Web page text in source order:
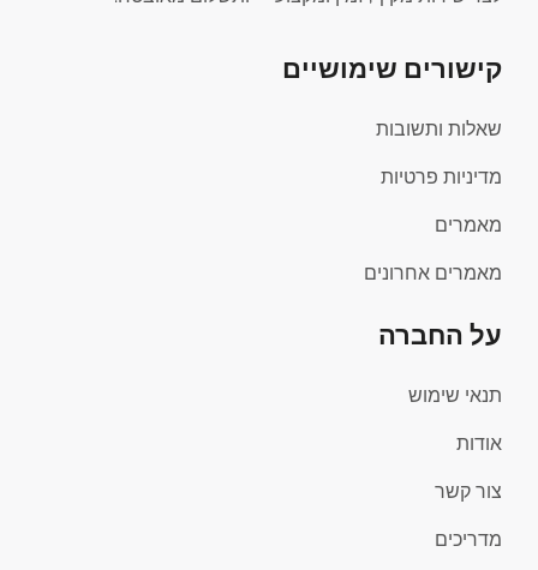
קישורים שימושיים
שאלות ותשובות
מדיניות פרטיות
מאמרים
מאמרים אחרונים
על החברה
תנאי שימוש
אודות
צור קשר
מדריכים